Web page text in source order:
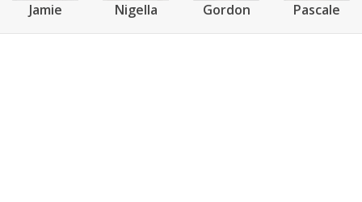
Jamie Nigella Gordon Pascale